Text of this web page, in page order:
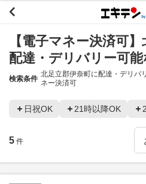
【電子マネー決済可
配達・デリバリー可
検索条件
北足立郡伊奈町に配達・デリバ
ネー決済可
日祝OK 21時以降OK
5 件